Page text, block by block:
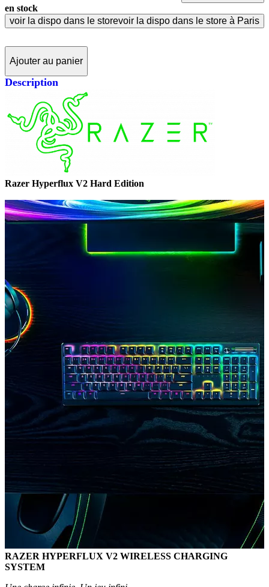
en stock
voir la dispo dans le storevoir la dispo dans le store à Paris
Ajouter au panier
Description
Razer Hyperflux V2 Hard Edition
RAZER HYPERFLUX V2 WIRELESS CHARGING
SYSTEM